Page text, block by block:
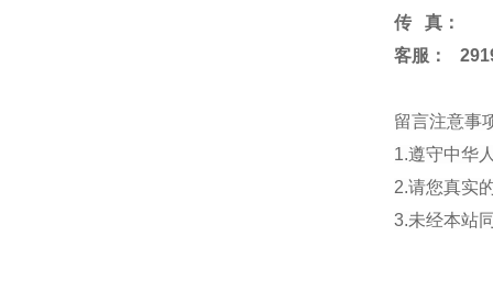
传
真：
客服 ：
留言注意事
1.遵守中华
2.请您真实
3.未经本站